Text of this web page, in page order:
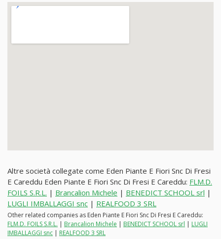
Altre società collegate come Eden Piante E Fiori Snc Di Fresi
E Careddu Eden Piante E Fiori Snc Di Fresi E Careddu: FLM.D.
FOILS S.R.L. | Brancalion Michele | BENEDICT SCHOOL srl |
LUGLI IMBALLAGGI snc | REALFOOD 3 SRL
Other related companies as Eden Piante E Fiori Snc Di Fresi E Careddu:
FLM.D. FOILS S.R.L. | Brancalion Michele | BENEDICT SCHOOL srl | LUGLI
IMBALLAGGI snc | REALFOOD 3 SRL